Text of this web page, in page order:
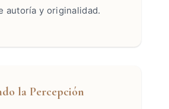
autoría y originalidad.
la Percepción